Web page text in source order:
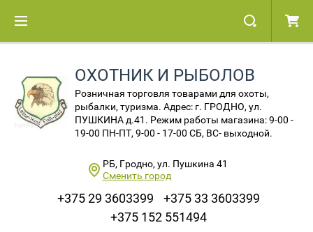
ОХОТНИК И РЫБОЛОВ
Розничная торговля товарами для охоты,
рыбалки, туризма. Адрес: г. ГРОДНО, ул.
ПУШКИНА д.41. Режим работы магазина: 9-00 -
19-00 ПН-ПТ, 9-00 - 17-00 СБ, ВС- выходной.
РБ, Гродно, ул. Пушкина 41
Сменить город
+375 29 3603399
+375 33 3603399
+375 152 551494